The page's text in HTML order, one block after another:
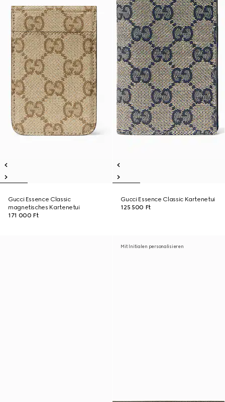
Gucci Essence Classic
magnetisches Kartenetui
171 000 Ft
Gucci Essence Classic Kartenetui
125 500 Ft
Mit Initialen personalisieren